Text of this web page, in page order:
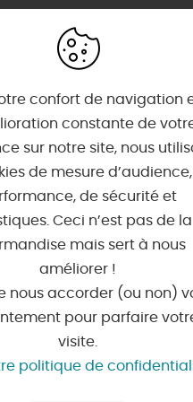
& LOCALISATION
Pêcheurs de Loire
120 route de Marmain
45110 SIGLOY
confort de navigation
constante de
sur notre site, nous
de mesure
de sécurité et
Ceci n’est pas de la
mais sert à nous
améliorer !
nous accorder (ou non)
pour parfaire
visite.
politique de